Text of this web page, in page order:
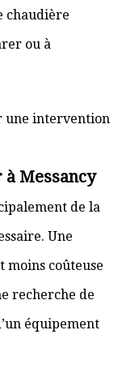
chaudière
ou à
une intervention
à Messancy
de la
Une
coûteuse
recherche de
équipement